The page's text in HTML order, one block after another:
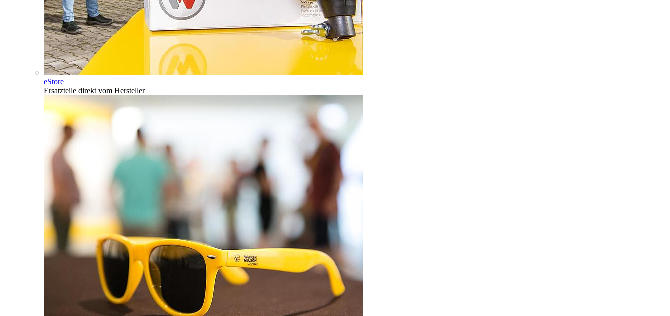
eStore
Ersatzteile direkt vom Hersteller